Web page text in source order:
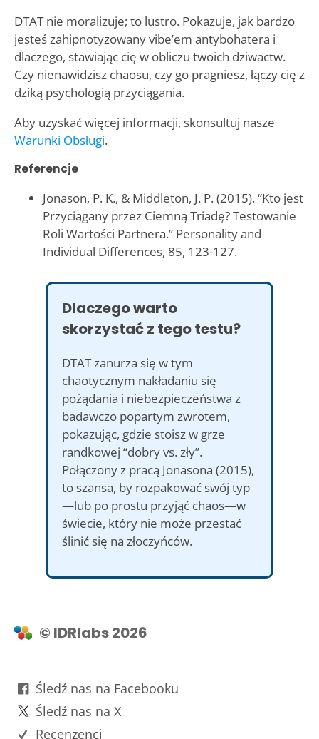
DTAT nie moralizuje; to lustro. Pokazuje, jak bardzo
jesteś zahipnotyzowany vibe’em antybohatera i
dlaczego, stawiając cię w obliczu twoich dziwactw.
Czy nienawidzisz chaosu, czy go pragniesz, łączy cię z
dziką psychologią przyciągania.
Aby uzyskać więcej informacji, skonsultuj nasze
Warunki Obsługi.
Referencje
Jonason, P. K., & Middleton, J. P. (2015). “Kto jest
Przyciągany przez Ciemną Triadę? Testowanie
Roli Wartości Partnera.” Personality and
Individual Differences, 85, 123-127.
Dlaczego warto
skorzystać z tego testu?
DTAT zanurza się w tym
chaotycznym nakładaniu się
pożądania i niebezpieczeństwa z
badawczo popartym zwrotem,
pokazując, gdzie stoisz w grze
randkowej “dobry vs. zły”.
Połączony z pracą Jonasona (2015),
to szansa, by rozpakować swój typ
—lub po prostu przyjąć chaos—w
świecie, który nie może przestać
ślinić się na złoczyńców.
© IDRlabs 2026
Śledź nas na Facebooku
Śledź nas na X
Recenzenci